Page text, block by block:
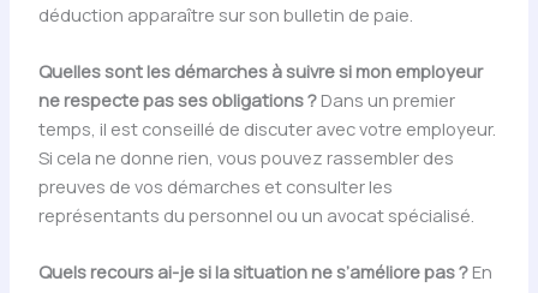
déduction apparaître sur son bulletin de paie.
Quelles sont les démarches à suivre si mon employeur
ne respecte pas ses obligations ?Dans un premier
temps, il est conseillé de discuter avec votre employeur.
Si cela ne donne rien, vous pouvez rassembler des
preuves de vos démarches et consulter les
représentants du personnel ou un avocat spécialisé.
Quels recours ai-je si la situation ne s’améliore pas ?En